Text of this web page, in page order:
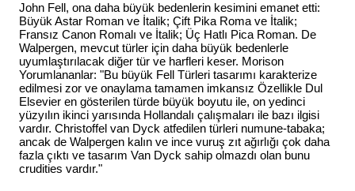
John Fell, ona daha büyük bedenlerin kesimini emanet etti:
Büyük Astar Roman ve İtalik; Çift Pika Roma ve İtalik;
Fransız Canon Romalı ve İtalik; Üç Hatlı Pica Roman. De
Walpergen, mevcut türler için daha büyük bedenlerle
uyumlaştırılacak diğer tür ve harfleri keser. Morison
Yorumlananlar: "Bu büyük Fell Türleri tasarımı karakterize
edilmesi zor ve onaylama tamamen imkansız Özellikle Dul
Elsevier en gösterilen türde büyük boyutu ile, on yedinci
yüzyılın ikinci yarısında Hollandalı çalışmaları ile bazı ilgisi
vardır. Christoffel van Dyck atfedilen türleri numune-tabaka;
ancak de Walpergen kalın ve ince vuruş zıt ağırlığı çok daha
fazla çıktı ve tasarım Van Dyck sahip olmazdı olan bunu
crudities vardır."